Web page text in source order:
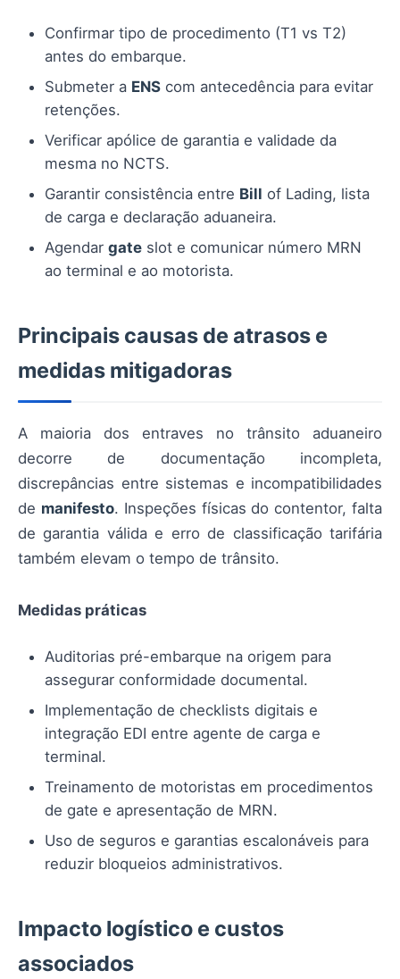
Confirmar tipo de procedimento (T1 vs T2)
antes do embarque.
Submeter a ENS com antecedência para evitar
retenções.
Verificar apólice de garantia e validade da
mesma no NCTS.
Garantir consistência entre Bill of Lading, lista
de carga e declaração aduaneira.
Agendar gate slot e comunicar número MRN
ao terminal e ao motorista.
Principais causas de atrasos e
medidas mitigadoras
A maioria dos entraves no trânsito aduaneiro
decorre de documentação incompleta,
discrepâncias entre sistemas e incompatibilidades
de manifesto. Inspeções físicas do contentor, falta
de garantia válida e erro de classificação tarifária
também elevam o tempo de trânsito.
Medidas práticas
Auditorias pré-embarque na origem para
assegurar conformidade documental.
Implementação de checklists digitais e
integração EDI entre agente de carga e
terminal.
Treinamento de motoristas em procedimentos
de gate e apresentação de MRN.
Uso de seguros e garantias escalonáveis para
reduzir bloqueios administrativos.
Impacto logístico e custos
associados